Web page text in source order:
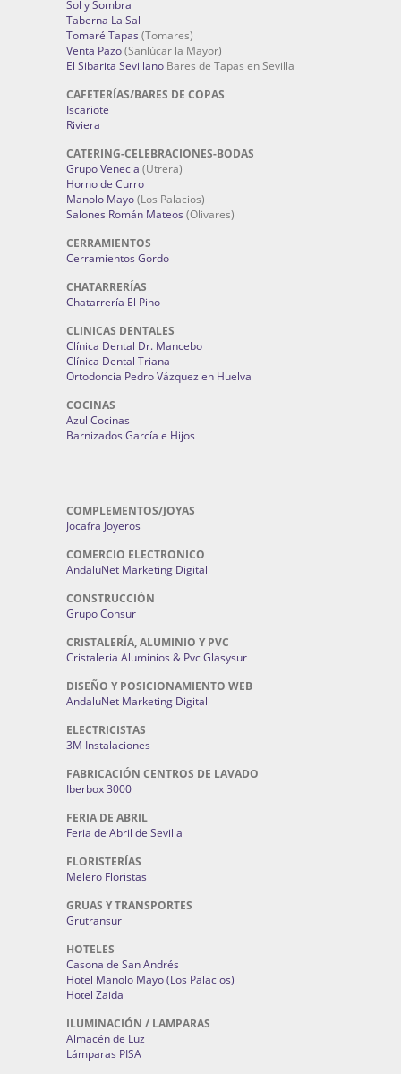
Sol y Sombra
Taberna La Sal
Tomaré Tapas (Tomares)
Venta Pazo(Sanlúcar la Mayor)
El Sibarita Sevillano Bares de Tapas en Sevilla
CAFETERÍAS/BARES DE COPAS
Iscariote
Riviera
CATERING-CELEBRACIONES-BODAS
Grupo Venecia (Utrera)
Horno de Curro
Manolo Mayo(Los Palacios)
Salones Román Mateos (Olivares)
CERRAMIENTOS
Cerramientos Gordo
CHATARRERÍAS
Chatarrería El Pino
CLINICAS DENTALES
Clínica Dental Dr. Mancebo
Clínica Dental Triana
Ortodoncia Pedro Vázquez en Huelva
COCINAS
Azul Cocinas
Barnizados García e Hijos
COMPLEMENTOS/JOYAS
Jocafra Joyeros
COMERCIO ELECTRONICO
AndaluNet Marketing Digital
CONSTRUCCIÓN
Grupo Consur
CRISTALERÍA, ALUMINIO Y PVC
Cristaleria Aluminios & Pvc Glasysur
DISEÑO Y POSICIONAMIENTO WEB
AndaluNet Marketing Digital
ELECTRICISTAS
3M Instalaciones
FABRICACIÓN CENTROS DE LAVADO
Iberbox 3000
FERIA DE ABRIL
Feria de Abril de Sevilla
FLORISTERÍAS
Melero Floristas
GRUAS Y TRANSPORTES
Grutransur
HOTELES
Casona de San Andrés
Hotel Manolo Mayo (Los Palacios)
Hotel Zaida
ILUMINACIÓN / LAMPARAS
Almacén de Luz
Lámparas PISA